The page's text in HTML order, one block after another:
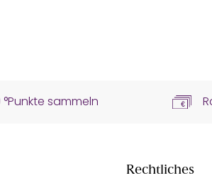
°Punkte sammeln
Rechtliches